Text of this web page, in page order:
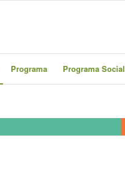
Programa Programa Social